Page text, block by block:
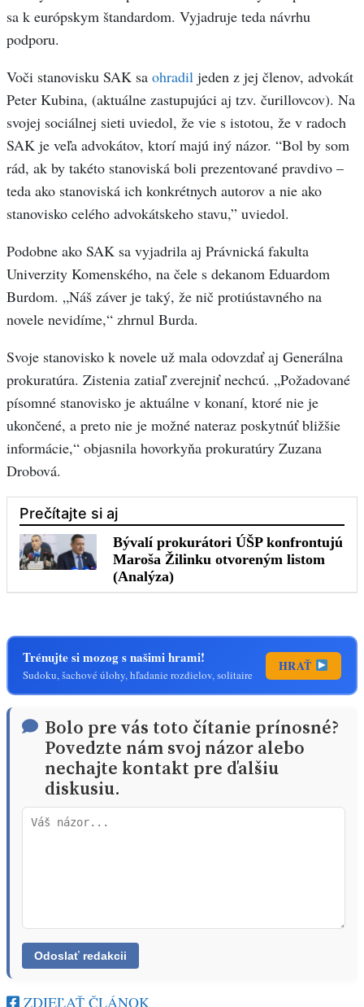
sa k európskym štandardom. Vyjadruje teda návrhu
podporu.
Voči stanovisku SAK sa ohradil jeden z jej členov, advokát
Peter Kubina, (aktuálne zastupujúci aj tzv. čurillovcov). Na
svojej sociálnej sieti uviedol, že vie s istotou, že v radoch
SAK je veľa advokátov, ktorí majú iný názor. “Bol by som
rád, ak by takéto stanoviská boli prezentované pravdivo –
teda ako stanoviská ich konkrétnych autorov a nie ako
stanovisko celého advokátskeho stavu,” uviedol.
Podobne ako SAK sa vyjadrila aj Právnická fakulta
Univerzity Komenského, na čele s dekanom Eduardom
Burdom. „Náš záver je taký, že nič protiústavného na
novele nevidíme,“ zhrnul Burda.
Svoje stanovisko k novele už mala odovzdať aj Generálna
prokuratúra. Zistenia zatiaľ zverejniť nechcú. „Požadované
písomné stanovisko je aktuálne v konaní, ktoré nie je
ukončené, a preto nie je možné nateraz poskytnúť bližšie
informácie,“ objasnila hovorkyňa prokuratúry Zuzana
Drobová.
Trénujte si mozog s našimi hrami!
Sudoku, šachové úlohy, hľadanie rozdielov, solitaire
HRAŤ
Bolo pre vás toto čítanie prínosné?
Povedzte nám svoj názor alebo
nechajte kontakt pre ďalšiu
diskusiu.
ZDIEĽAŤ ČLÁNOK